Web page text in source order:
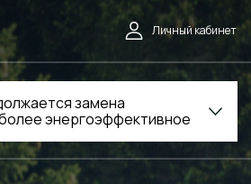
Личный кабинет
замена
энергоэффективное